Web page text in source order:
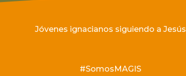
Jóvenes ignacianos siguiendo a Jesús
#SomosMAGIS